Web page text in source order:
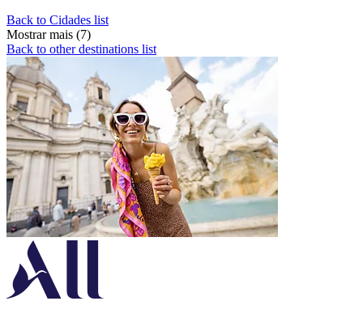
Back to Cidades list
Mostrar mais (7)
Back to other destinations list